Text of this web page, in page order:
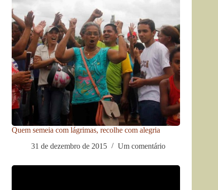
Quem semeia com lágrimas, recolhe com alegria
31 de dezembro de 2015
Um comentário